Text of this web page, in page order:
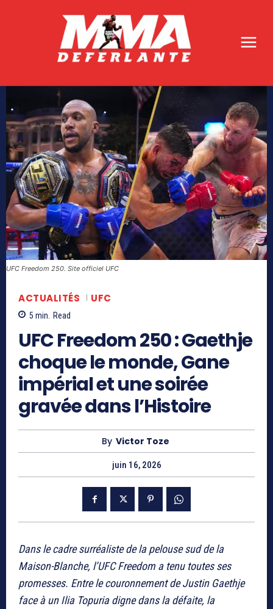
UFC Freedom 250. Site officiel UFC
ACTUALITÉS UFC
5 min. Read
UFC Freedom 250 : Gaethje
choque le monde, Gane
impérial et une soirée
gravée dans l’Histoire
By Victor Toze
juin 16, 2026
Dans le cadre surréaliste de la pelouse sud de la
Maison-Blanche, l’UFC Freedom a tenu toutes ses
promesses. Entre le couronnement de Justin Gaethje
face à un Ilia Topuria digne dans la défaite, la